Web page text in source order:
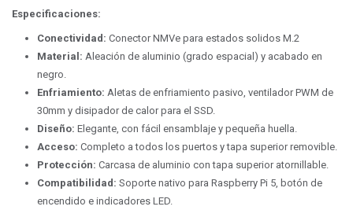
Especificaciones:
Conectividad: Conector NMVe para estados solidos M.2
Material: Aleación de aluminio (grado espacial) y acabado en
negro.
Enfriamiento: Aletas de enfriamiento pasivo, ventilador PWM de
30mm y disipador de calor para el SSD.
Diseño: Elegante, con fácil ensamblaje y pequeña huella.
Acceso: Completo a todos los puertos y tapa superior removible.
Protección: Carcasa de aluminio con tapa superior atornillable.
Compatibilidad: Soporte nativo para Raspberry Pi 5, botón de
encendido e indicadores LED.